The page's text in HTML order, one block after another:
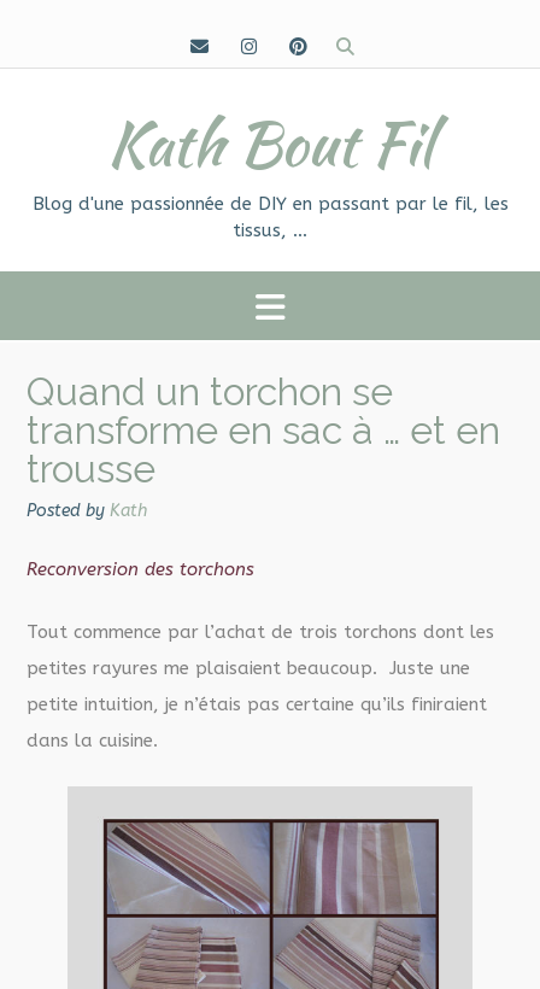
content
Kath Bout Fil
Blog d'une passionnée de DIY en passant par le fil, les
tissus, …
Quand un torchon se
transforme en sac à … et en
trousse
Posted by Kath
Reconversion des torchons
Tout commence par l’achat de trois torchons dont les
petites rayures me plaisaient beaucoup. Juste une
petite intuition, je n’étais pas certaine qu’ils finiraient
dans la cuisine.